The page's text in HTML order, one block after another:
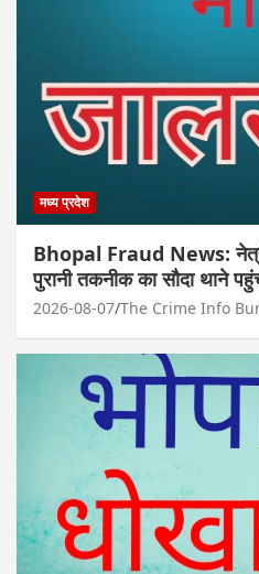
मध्य प्रदेश
Bhopal Fraud News:
पुरानी तकनीक का सौदा थाने
2026-08-07 The Crime Info